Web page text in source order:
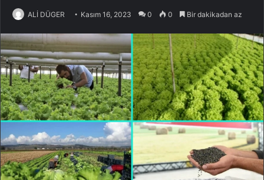
ALİ DÜGER Kasım 16, 2023 0 0 Bir dakikadan az